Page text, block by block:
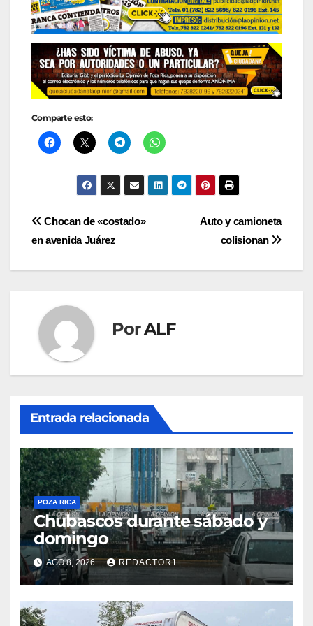
Comparte esto:
Navegación
Auto y camioneta
colisionan
Chocan de «costado»
en avenida Juárez
PorALF
Entrada relacionada
POZA RICA
Chubascos durante sábado y
domingo
AGO 8, 2026 REDACTOR1